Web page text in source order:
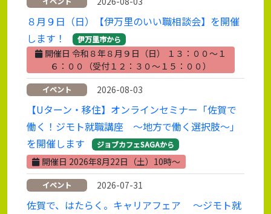
８月９日（日）【伊万里のいい職相談会】を開催
します！
伊万里市から
開催日 令和８年８月９日（日） １３：００～１
６：００（受付１２：３０～１５：００）
イベント 2026-08-03
【Uターン・移住】オンラインセミナー「佐賀で
働く！ジモト就職講座 ～地方で働く選択肢～」
を開催します
ジョブカフェSAGAから
開催日 2026年8月22日（土）10時～
イベント 2026-07-31
佐賀で、はたらく。キャリアフェア ～ジモト就